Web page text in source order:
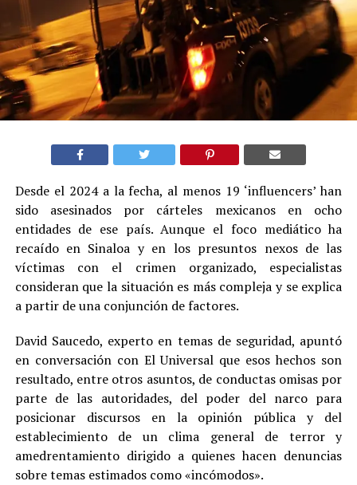
Desde el 2024 a la fecha, al menos 19 ‘influencers’ han
sido asesinados por cárteles mexicanos en ocho
entidades de ese país. Aunque el foco mediático ha
recaído en Sinaloa y en los presuntos nexos de las
víctimas con el crimen organizado, especialistas
consideran que la situación es más compleja y se explica
a partir de una conjunción de factores.
David Saucedo, experto en temas de seguridad, apuntó
en conversación con El Universal que esos hechos son
resultado, entre otros asuntos, de conductas omisas por
parte de las autoridades, del poder del narco para
posicionar discursos en la opinión pública y del
establecimiento de un clima general de terror y
amedrentamiento dirigido a quienes hacen denuncias
sobre temas estimados como «incómodos».